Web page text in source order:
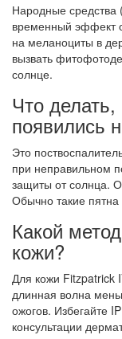
Народные средства
временный эффект
на меланоциты в
вызвать
солнце.
Что
появились
Это
при неправильном
защиты от солнца.
Обычно такие
Какой
кожи?
Для кожи Fitzpatrick
длинная волна
ожогов. Избегайте
консультации